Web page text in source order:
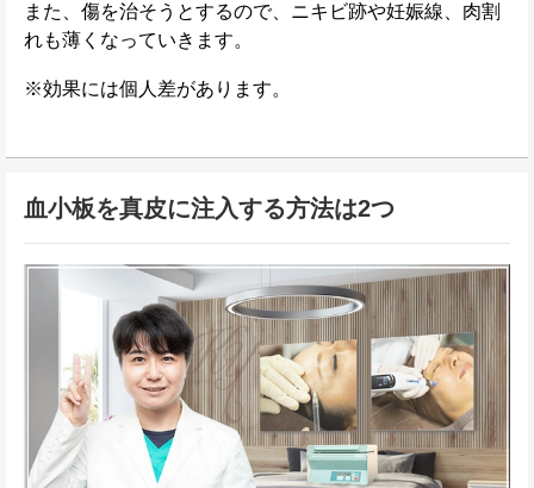
また、傷を治そうとするので、ニキビ跡や妊娠線、肉割
れも薄くなっていきます。
※効果には個人差があります。
血小板を真皮に注入する方法は2つ